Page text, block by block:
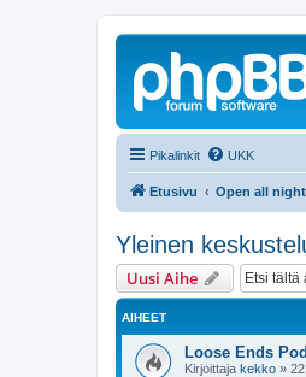
Pikalinkit UKK
Etusivu Open all night
Yleinen
Uusi Aihe
AIHEET
Loose Ends
Kirjoittaja kekko »